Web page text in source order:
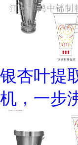
银杏叶提
机，一步